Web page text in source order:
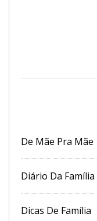
De Mãe Pra Mãe
Diário Da Família
Dicas De Família